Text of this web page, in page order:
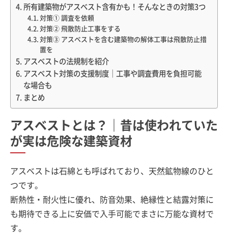
所有建築物がアスベスト含有かも！そんなときの対策3つ
対策① 調査を依頼
対策② 飛散防止工事をする
対策③ アスベストを含む建築物の解体工事は飛散防止措
置を
アスベストの法規制を紹介
アスベスト対策の支援制度｜工事や調査費用を負担可能
な場合も
まとめ
アスベストとは？｜昔は使われていた
が実は危険な建築資材
アスベストは石綿とも呼ばれており、天然鉱物線のひと
つです。
断熱性・耐火性に優れ、防音効果、絶縁性と結露対策に
も期待できる上に安価で入手可能でまさに万能な資材で
す。